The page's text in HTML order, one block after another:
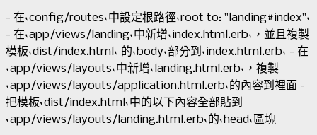
- 在`config/routes`中設定根路徑`root to: "landing#index"`
- 在`app/views/landing`中新增`index.html.erb`，並且複製
模板`dist/index.html` 的`body`部分到`index.html.erb` - 在
`app/views/layouts`中新增`landing.html.erb`，複製
`app/views/layouts/application.html.erb`的內容到裡面 -
把模板`dist/index.html`中的以下內容全部貼到
`app/views/layouts/landing.html.erb`的`head`區塊